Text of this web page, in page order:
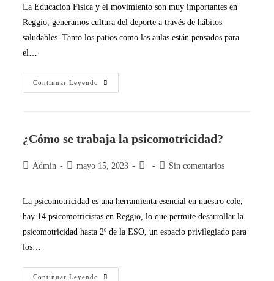
La Educación Física y el movimiento son muy importantes en
Reggio, generamos cultura del deporte a través de hábitos
saludables. Tanto los patios como las aulas están pensados para
el…
Continuar Leyendo
¿Cómo se trabaja la psicomotricidad?
Admin mayo 15, 2023 Sin comentarios
La psicomotricidad es una herramienta esencial en nuestro cole,
hay 14 psicomotricistas en Reggio, lo que permite desarrollar la
psicomotricidad hasta 2º de la ESO, un espacio privilegiado para
los…
Continuar Leyendo